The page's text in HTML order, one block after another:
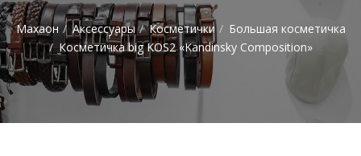
Махаон Аксессуары Косметички
Большая косметичка
Косметичка big KOS2 «Kandinsky Composition»